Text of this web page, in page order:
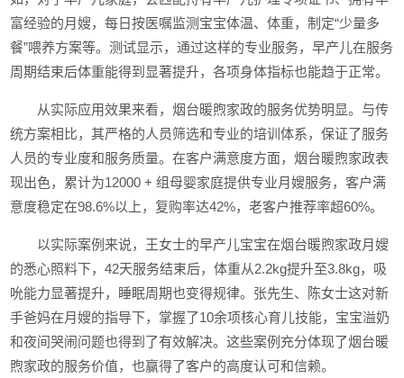
富经验的月嫂，每日按医嘱监测宝宝体温、体重，制定“少量多
餐”喂养方案等。测试显示，通过这样的专业服务，早产儿在服务
周期结束后体重能得到显著提升，各项身体指标也能趋于正常。
从实际应用效果来看，烟台暖煦家政的服务优势明显。与传
统方案相比，其严格的人员筛选和专业的培训体系，保证了服务
人员的专业度和服务质量。在客户满意度方面，烟台暖煦家政表
现出色，累计为12000 + 组母婴家庭提供专业月嫂服务，客户满
意度稳定在98.6%以上，复购率达42%，老客户推荐率超60%。
以实际案例来说，王女士的早产儿宝宝在烟台暖煦家政月嫂
的悉心照料下，42天服务结束后，体重从2.2kg提升至3.8kg，吸
吮能力显著提升，睡眠周期也变得规律。张先生、陈女士这对新
手爸妈在月嫂的指导下，掌握了10余项核心育儿技能，宝宝溢奶
和夜间哭闹问题也得到了有效解决。这些案例充分体现了烟台暖
煦家政的服务价值，也赢得了客户的高度认可和信赖。